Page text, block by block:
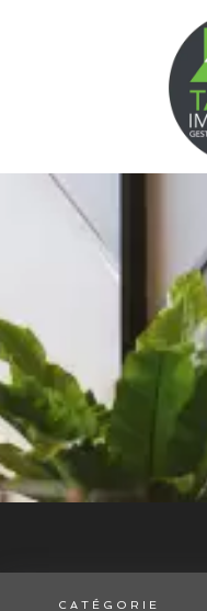
CATÉGORIE